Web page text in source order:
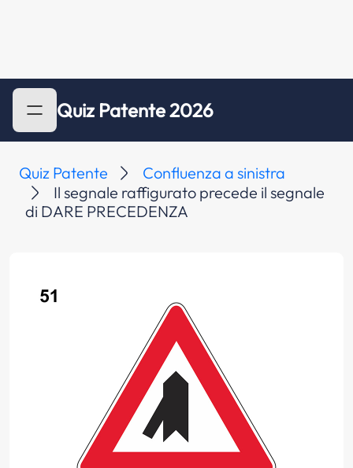
Quiz Patente 2026
Quiz Patente
Confluenza a sinistra
Il segnale raffigurato precede il segnale
di DARE PRECEDENZA